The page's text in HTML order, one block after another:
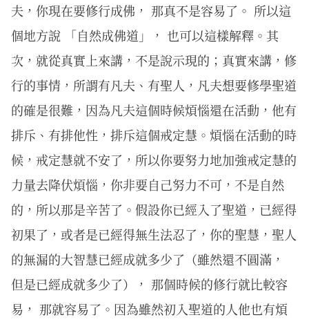
夫，你現在要修行成佛， 那真不是容易了。 所以這
個地方說 「自然成佛道」， 也可以這樣解釋。其
次，就從真實上來講，不是說示現的；真實來講，修
行的事情，所謂有凡夫、有聖人，凡夫想要修學聖道
的確是很難，因為凡夫這個時候煩惱還在活動，他有
排斥、有排他性，排斥這個戒定慧。煩惱在活動的時
候，戒定慧就不安了，所以你要努力地加強戒定慧的
力量去降伏煩惱，你非要自己努力不可，不是自然
的，所以那是辛苦了。假設你已經入了聖道，已經得
初果了，或者是已經得無生法忍了，你的聖慧，聖人
的無漏的大智慧已經成就多少了（雖然還不圓滿，
但是已經成就多少了）， 那個時候的修行就比較容
易， 那就容易了。因為雖然初入聖道的人他也有煩